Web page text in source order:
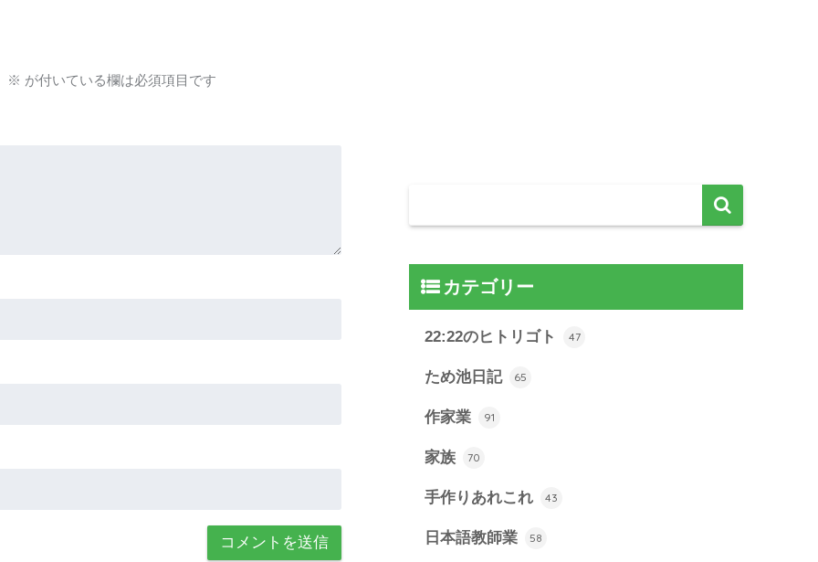
※ が付いている欄は必須項目です
カテゴリー
22:22のヒトリゴト 47
ため池日記 65
作家業 91
家族 70
手作りあれこれ 43
日本語教師業 58